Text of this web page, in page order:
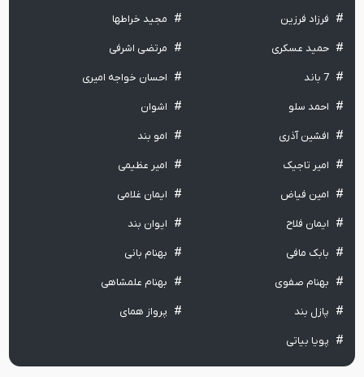
فرزاد فرزین مجید خراطها
حمید عسکری مرتضی اشرفی
7 باند احسان خواجه امیری
احمد سلو اشوان
افشین آذری امو بند
امیر تاجیک امیر عظیمی
امین فیاض ایمان غلامی
ایمان فلاح ایوان بند
بابک مافی بهنام بانی
بهنام صفوی بهنام علمشاهی
پازل بند پرواز همای
پویا بیاتی